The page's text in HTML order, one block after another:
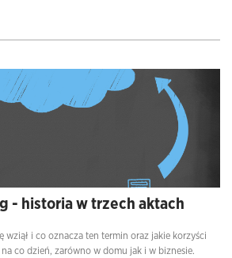
- historia w trzech aktach
wziął i co oznacza ten termin oraz jakie korzyści
co dzień, zarówno w domu jak i w biznesie.